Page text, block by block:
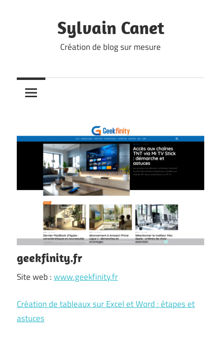
Sylvain Canet
Création de blog sur mesure
geekfinity.fr
Site web :www.geekfinity.fr
Création de tableaux sur Excel et Word : étapes et
astuces